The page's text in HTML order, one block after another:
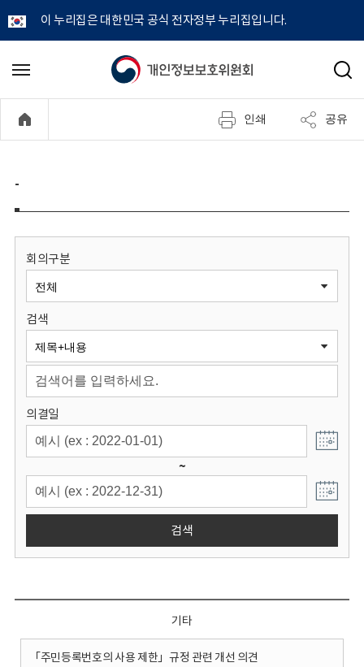
이 누리집은 대한민국 공식 전자정부 누리집입니다.
개
정
보
원
회
메
기
검
인쇄 공유
-
회의구분
검색
의결일
~
검색
기타
「주민등록번호의 사용 제한」규정 관련 개선 의견